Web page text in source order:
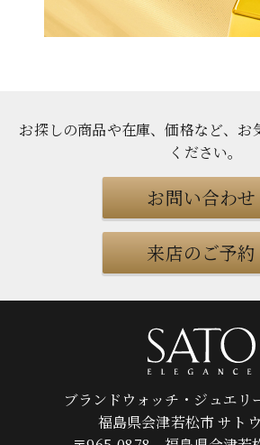
お探しの商品や在庫、価格など、お
ください。
お問い合わせ
来店のご予約
ブランドウォッチ・ジュエリ
福島県会津若松市 サト